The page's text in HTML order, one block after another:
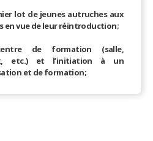
lot de jeunes autruches aux
en vue de leur réintroduction;
de formation (salle,
etc.) et l’initiation à un
et de formation;